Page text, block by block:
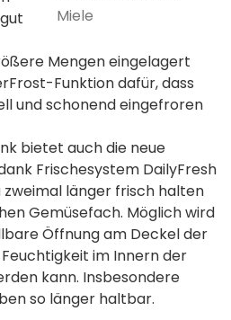
Miele
Mengen eingelagert
Funktion dafür, dass
und schonend eingefroren
bietet auch die neue
Frischesystem DailyFresh
zweimal länger frisch halten
Gemüsefach. Möglich wird
Öffnung am Deckel der
im Innern der
kann. Insbesondere
so länger haltbar.